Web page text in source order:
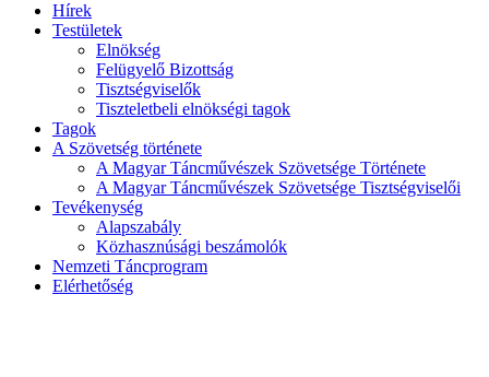
Hírek
Testületek
Elnökség
Felügyelő Bizottság
Tisztségviselők
Tiszteletbeli elnökségi tagok
Tagok
A Szövetség története
A Magyar Táncművészek Szövetsége Története
A Magyar Táncművészek Szövetsége Tisztségviselői
Tevékenység
Alapszabály
Közhasznúsági beszámolók
Nemzeti Táncprogram
Elérhetőség